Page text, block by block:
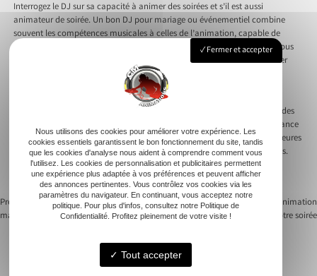
Interrogez le DJ sur sa capacité à animer des soirées et s’il est aussi
animateur de soirée. Un bon DJ pour mariage ou événementiel combine
souvent les compétences musicales à celles de l’animation, capable de
s’adapter à l’atmosphère et de maintenir une bonne humeur. Assurez-vous
qu’il connaît bien le déroulement de la soirée et qu’il est prêt à collaborer
étroitement avec les autres prestataires, comme le traiteur ou l’agence
événementielle, pour garantir la fluidité de l’événement.
N’oubliez pas de discuter de la flexibilité du DJ pour intégrer des demandes
musicales de dernière minute ou adapter ses sets en fonction de l’ambiance
de la soirée. Enfin, demandez à voir des extraits de performances antérieures
ou à lire des témoignages pour évaluer la satisfaction des anciens clients.
Cela donne un aperçu de sa capacité à animer un événement unique et
inoubliable, avec une ambiance musicale marquant les esprits.
Previous:
Animation musicale cocktail
mariage : créez une ambiance inoubliable
Next: Choisir le bon style d’animation
musicale pour votre soirée
Fermer et accepter
Nous utilisons des cookies pour améliorer votre expérience. Les
cookies essentiels garantissent le bon fonctionnement du site, tandis
que les cookies d'analyse nous aident à comprendre comment vous
l'utilisez. Les cookies de personnalisation et publicitaires permettent
une expérience plus adaptée à vos préférences et peuvent afficher
des annonces pertinentes. Vous contrôlez vos cookies via les
paramètres du navigateur. En continuant, vous acceptez notre
politique. Pour plus d'infos, consultez notre Politique de
Confidentialité. Profitez pleinement de votre visite !
Tout accepter